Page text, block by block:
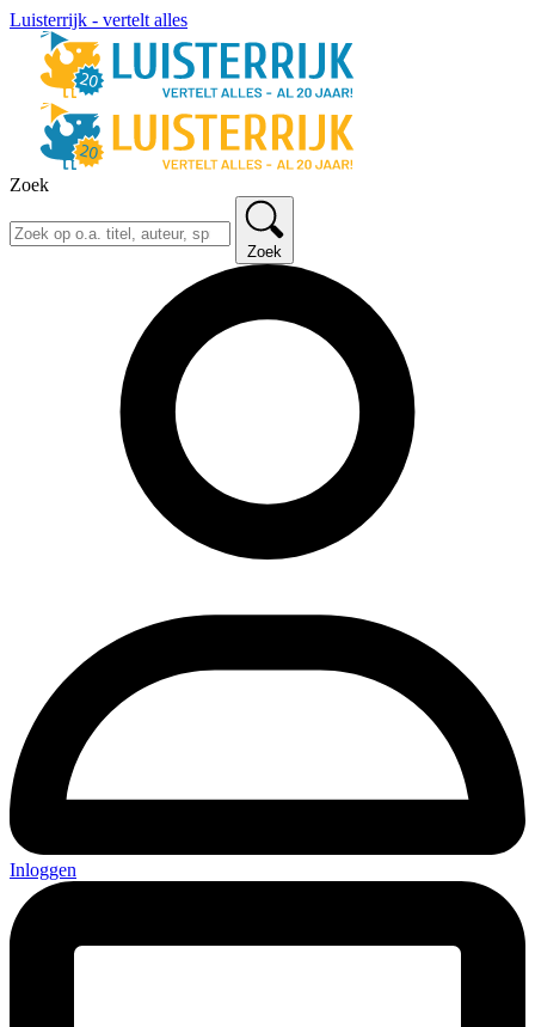
Luisterrijk - vertelt alles
Zoek
Zoek
Inloggen